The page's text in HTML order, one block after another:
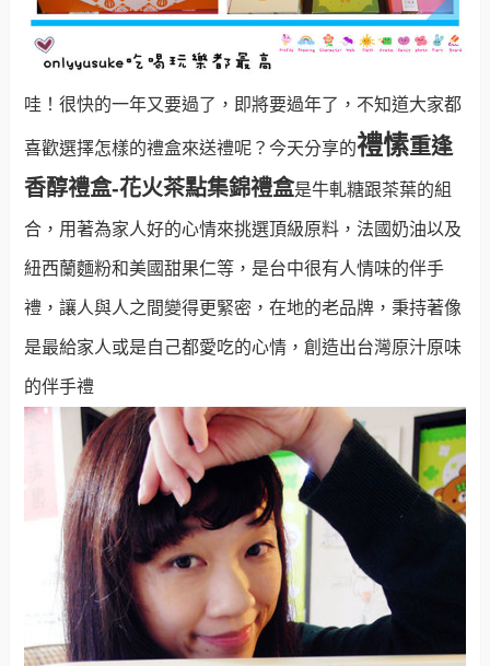
哇！很快的一年又要過了，即將要過年了，不知道大家都
喜歡選擇怎樣的禮盒來送禮呢？今天分享的禮愫重逢
香醇禮盒-花火茶點集錦禮盒是牛軋糖跟茶葉的組
合，用著為家人好的心情來挑選頂級原料，法國奶油以及
紐西蘭麵粉和美國甜果仁等，是台中很有人情味的伴手
禮，讓人與人之間變得更緊密，在地的老品牌，秉持著像
是最給家人或是自己都愛吃的心情，創造出台灣原汁原味
的伴手禮